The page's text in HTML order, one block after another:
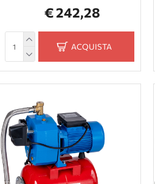
€ 242,28
ACQUISTA